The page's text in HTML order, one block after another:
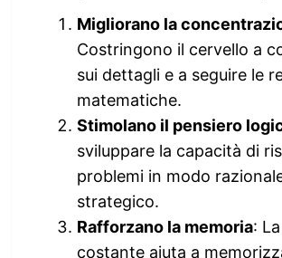
Migliorano la
Costringono il cervello a
sui dettagli e a seguire le
matematiche.
Stimolano il pensiero
sviluppare la capacità di
problemi in modo
strategico.
Rafforzano la memoria:
costante aiuta a